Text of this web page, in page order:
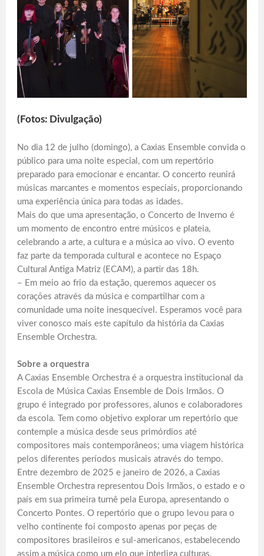
(Fotos: Divulgação)
No dia 12 de julho (domingo), a Caxias Ensemble convida o
público para uma noite especial, com um repertório
preparado para emocionar e encantar. O concerto reunirá
músicas marcantes e momentos especiais, proporcionando
uma experiência única para todas as idades.
Mais do que uma apresentação, o Concerto de Inverno é
um momento de encontro entre músicos e plateia,
celebrando a arte, a cultura e a música ao vivo. O evento
faz parte da temporada cultural e acontece no Espaço
Cultural Antiga Matriz (ECAM), a partir das 18h.
– Em meio ao frio da estação, queremos aquecer os
corações através da música e compartilhar com a
comunidade uma noite inesquecível. Esperamos você para
viver conosco mais este capítulo da história da Caxias
Ensemble Orchestra.
Sobre a orquestra
A Caxias Ensemble Orchestra é a orquestra institucional da
Escola de Música Caxias Ensemble de Dois Irmãos. O
grupo é integrado por professores, alunos e colaboradores
da escola. Tem como objetivo explorar um repertório que
contemple a música desde seus primórdios até
compositores mais contemporâneos; uma viagem histórica
pelos diferentes períodos musicais através do tempo.
Entre dezembro de 2025 e janeiro de 2026, a Caxias
Ensemble Orchestra representou Dois Irmãos, o estado e o
país em sua primeira turnê pela Europa, apresentando o
Concerto Pontes. O repertório que o grupo levou para o
velho continente foi composto apenas por peças de
compositores brasileiros e sul-americanos, estabelecendo
assim a música como um elo que interliga culturas.